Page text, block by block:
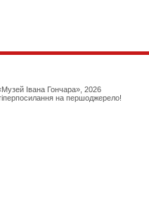
Івана Гончара», 2026
на першоджерело!